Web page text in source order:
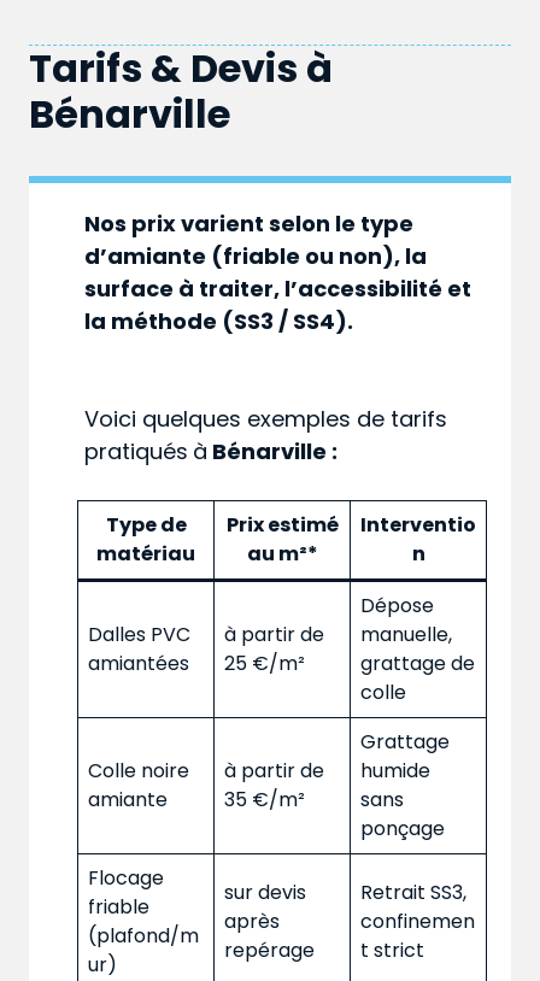
Tarifs & Devis à
Bénarville
Nos prix varient selon le type
d’amiante (friable ou non), la
surface à traiter, l’accessibilité et
la méthode (SS3 / SS4).
Voici quelques exemples de tarifs
pratiqués à Bénarville :
Type de
matériau
Prix estimé
au m²*
Interventio
n
Dalles PVC
amiantées
à partir de
25 €/m²
Dépose
manuelle,
grattage de
colle
Colle noire
amiante
à partir de
35 €/m²
Grattage
humide
sans
ponçage
Flocage
friable
(plafond/m
ur)
sur devis
après
repérage
Retrait SS3,
confinemen
t strict